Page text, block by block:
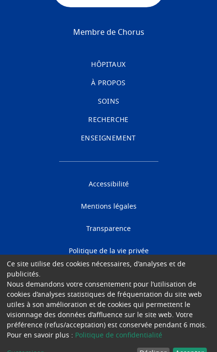
Membre de Chorus
HÔPITAUX
À PROPOS
SOINS
RECHERCHE
ENSEIGNEMENT
© 2026 Hôpital Universitaire de Bruxelles
Accessibilité
Mentions légales
Transparence
Politique de la vie privée
Gender Equality Plan
Ce site utilise des cookies nécessaires, d'analyses et de
publicités.
Nous demandons votre consentement pour l’utilisation de
cookies d’analyses statistiques de fréquentation du site web
utiles à son amélioration et de cookies qui permettent le
visionnage des données d’affluence sur le site web. Votre
préférence (refus/acceptation) est conservée pendant 6 mois.
Pour en savoir plus : Politique de confidentialité